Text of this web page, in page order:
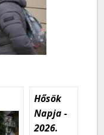
Hősök
Napja -
2026.